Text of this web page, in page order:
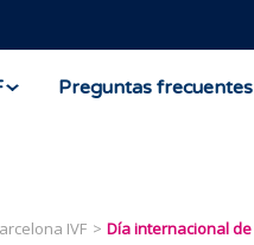
Preguntas frecuentes
IVF Día internacional